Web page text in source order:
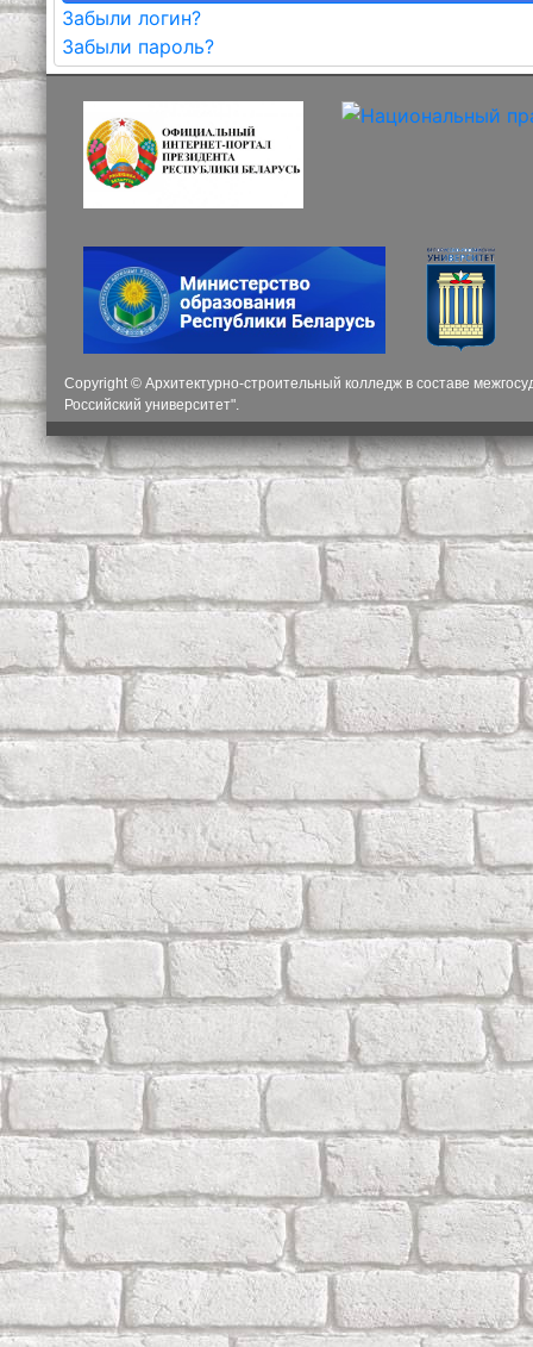
Забыли логин?
Забыли пароль?
Copyright © Архитектурно-строительный колледж в составе
Российский университет".